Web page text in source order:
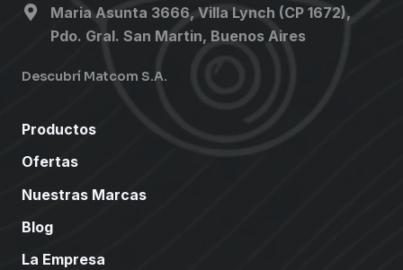
Maria Asunta 3666, Villa Lynch (CP 1672),
Pdo. Gral. San Martin, Buenos Aires
Descubrí Matcom S.A.
Productos
Ofertas
Nuestras Marcas
Blog
La Empresa